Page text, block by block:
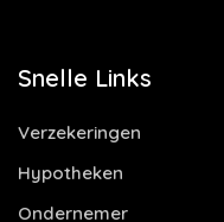
Snelle Links
Verzekeringen
Hypotheken
Ondernemer